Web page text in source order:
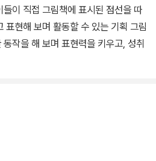
이 직접 그림책에 표시된 점선을 따
표현해 보며 활동할 수 있는 기획 그림
작을 해 보며 표현력을 키우고, 성취